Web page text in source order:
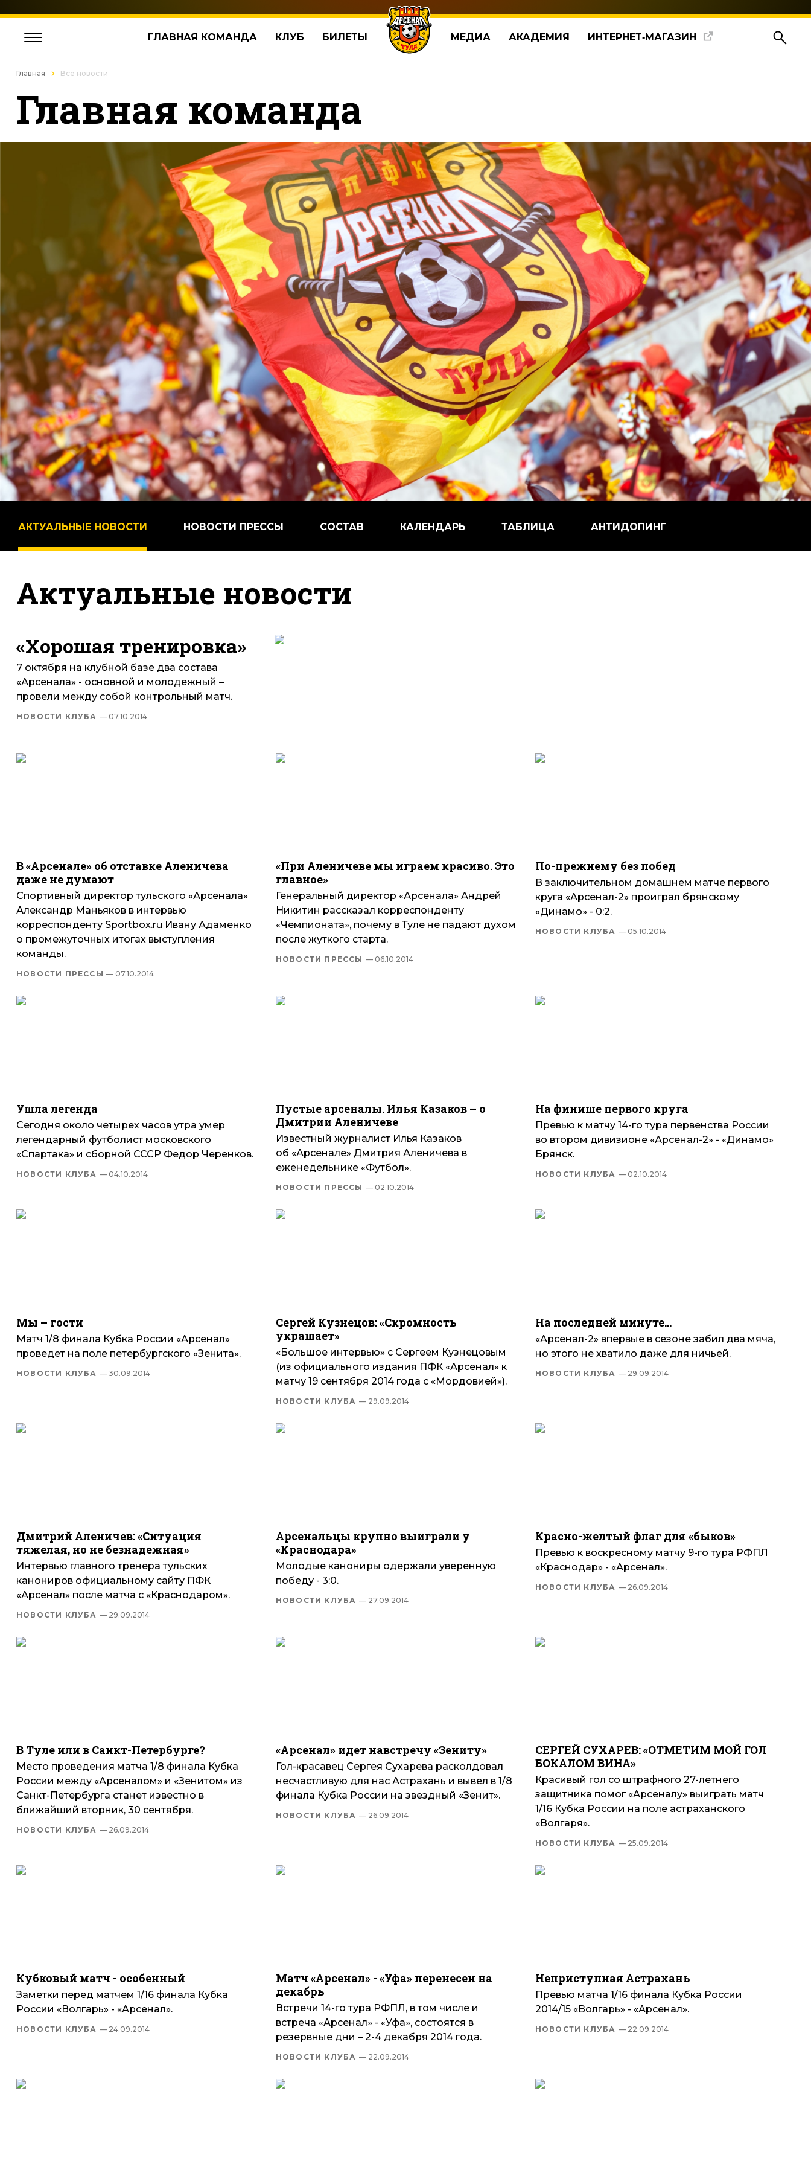
ГЛАВНАЯ КОМАНДА КЛУБ БИЛЕТЫ МЕДИА АКАДЕМИЯ ИНТЕРНЕТ‑МАГАЗИН
Главная Все новости
Главная команда
АКТУАЛЬНЫЕ НОВОСТИ НОВОСТИ ПРЕССЫ СОСТАВ КАЛЕНДАРЬ ТАБЛИЦА АНТИДОПИНГ
Актуальные новости
«Хорошая тренировка»
7 октября на клубной базе два состава
«Арсенала» - основной и молодежный –
провели между собой контрольный матч.
НОВОСТИ КЛУБА — 07.10.2014
В «Арсенале» об отставке Аленичева
даже не думают
Спортивный директор тульского «Арсенала»
Александр Маньяков в интервью
корреспонденту Sportbox.ru Ивану Адаменко
о промежуточных итогах выступления
команды.
НОВОСТИ ПРЕССЫ — 07.10.2014
«При Аленичеве мы играем красиво. Это
главное»
Генеральный директор «Арсенала» Андрей
Никитин рассказал корреспонденту
«Чемпионата», почему в Туле не падают духом
после жуткого старта.
НОВОСТИ ПРЕССЫ — 06.10.2014
По-прежнему без побед
В заключительном домашнем матче первого
круга «Арсенал-2» проиграл брянскому
«Динамо» - 0:2.
НОВОСТИ КЛУБА — 05.10.2014
Ушла легенда
Сегодня около четырех часов утра умер
легендарный футболист московского
«Спартака» и сборной СССР Федор Черенков.
НОВОСТИ КЛУБА — 04.10.2014
Пустые арсеналы. Илья Казаков – о
Дмитрии Аленичеве
Известный журналист Илья Казаков
об «Арсенале» Дмитрия Аленичева в
еженедельнике «Футбол».
НОВОСТИ ПРЕССЫ — 02.10.2014
На финише первого круга
Превью к матчу 14-го тура первенства России
во втором дивизионе «Арсенал-2» - «Динамо»
Брянск.
НОВОСТИ КЛУБА — 02.10.2014
Мы – гости
Матч 1/8 финала Кубка России «Арсенал»
проведет на поле петербургского «Зенита».
НОВОСТИ КЛУБА — 30.09.2014
Сергей Кузнецов: «Скромность
украшает»
«Большое интервью» с Сергеем Кузнецовым
(из официального издания ПФК «Арсенал» к
матчу 19 сентября 2014 года с «Мордовией»).
НОВОСТИ КЛУБА — 29.09.2014
На последней минуте…
«Арсенал-2» впервые в сезоне забил два мяча,
но этого не хватило даже для ничьей.
НОВОСТИ КЛУБА — 29.09.2014
Дмитрий Аленичев: «Ситуация
тяжелая, но не безнадежная»
Интервью главного тренера тульских
канониров официальному сайту ПФК
«Арсенал» после матча с «Краснодаром».
НОВОСТИ КЛУБА — 29.09.2014
Арсенальцы крупно выиграли у
«Краснодара»
Молодые канониры одержали уверенную
победу - 3:0.
НОВОСТИ КЛУБА — 27.09.2014
Красно-желтый флаг для «быков»
Превью к воскресному матчу 9-го тура РФПЛ
«Краснодар» - «Арсенал».
НОВОСТИ КЛУБА — 26.09.2014
В Туле или в Санкт-Петербурге?
Место проведения матча 1/8 финала Кубка
России между «Арсеналом» и «Зенитом» из
Санкт-Петербурга станет известно в
ближайший вторник, 30 сентября.
НОВОСТИ КЛУБА — 26.09.2014
«Арсенал» идет навстречу «Зениту»
Гол-красавец Сергея Сухарева расколдовал
несчастливую для нас Астрахань и вывел в 1/8
финала Кубка России на звездный «Зенит».
НОВОСТИ КЛУБА — 26.09.2014
СЕРГЕЙ СУХАРЕВ: «ОТМЕТИМ МОЙ ГОЛ
БОКАЛОМ ВИНА»
Красивый гол со штрафного 27-летнего
защитника помог «Арсеналу» выиграть матч
1/16 Кубка России на поле астраханского
«Волгаря».
НОВОСТИ КЛУБА — 25.09.2014
Кубковый матч - особенный
Заметки перед матчем 1/16 финала Кубка
России «Волгарь» - «Арсенал».
НОВОСТИ КЛУБА — 24.09.2014
Матч «Арсенал» - «Уфа» перенесен на
декабрь
Встречи 14-го тура РФПЛ, в том числе и
встреча «Арсенал» - «Уфа», состоятся в
резервные дни – 2-4 декабря 2014 года.
НОВОСТИ КЛУБА — 22.09.2014
Неприступная Астрахань
Превью матча 1/16 финала Кубка России
2014/15 «Волгарь» - «Арсенал».
НОВОСТИ КЛУБА — 22.09.2014